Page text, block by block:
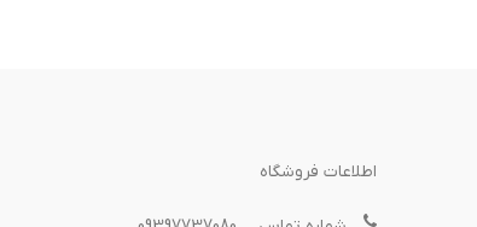
اطلاعات فروشگاه